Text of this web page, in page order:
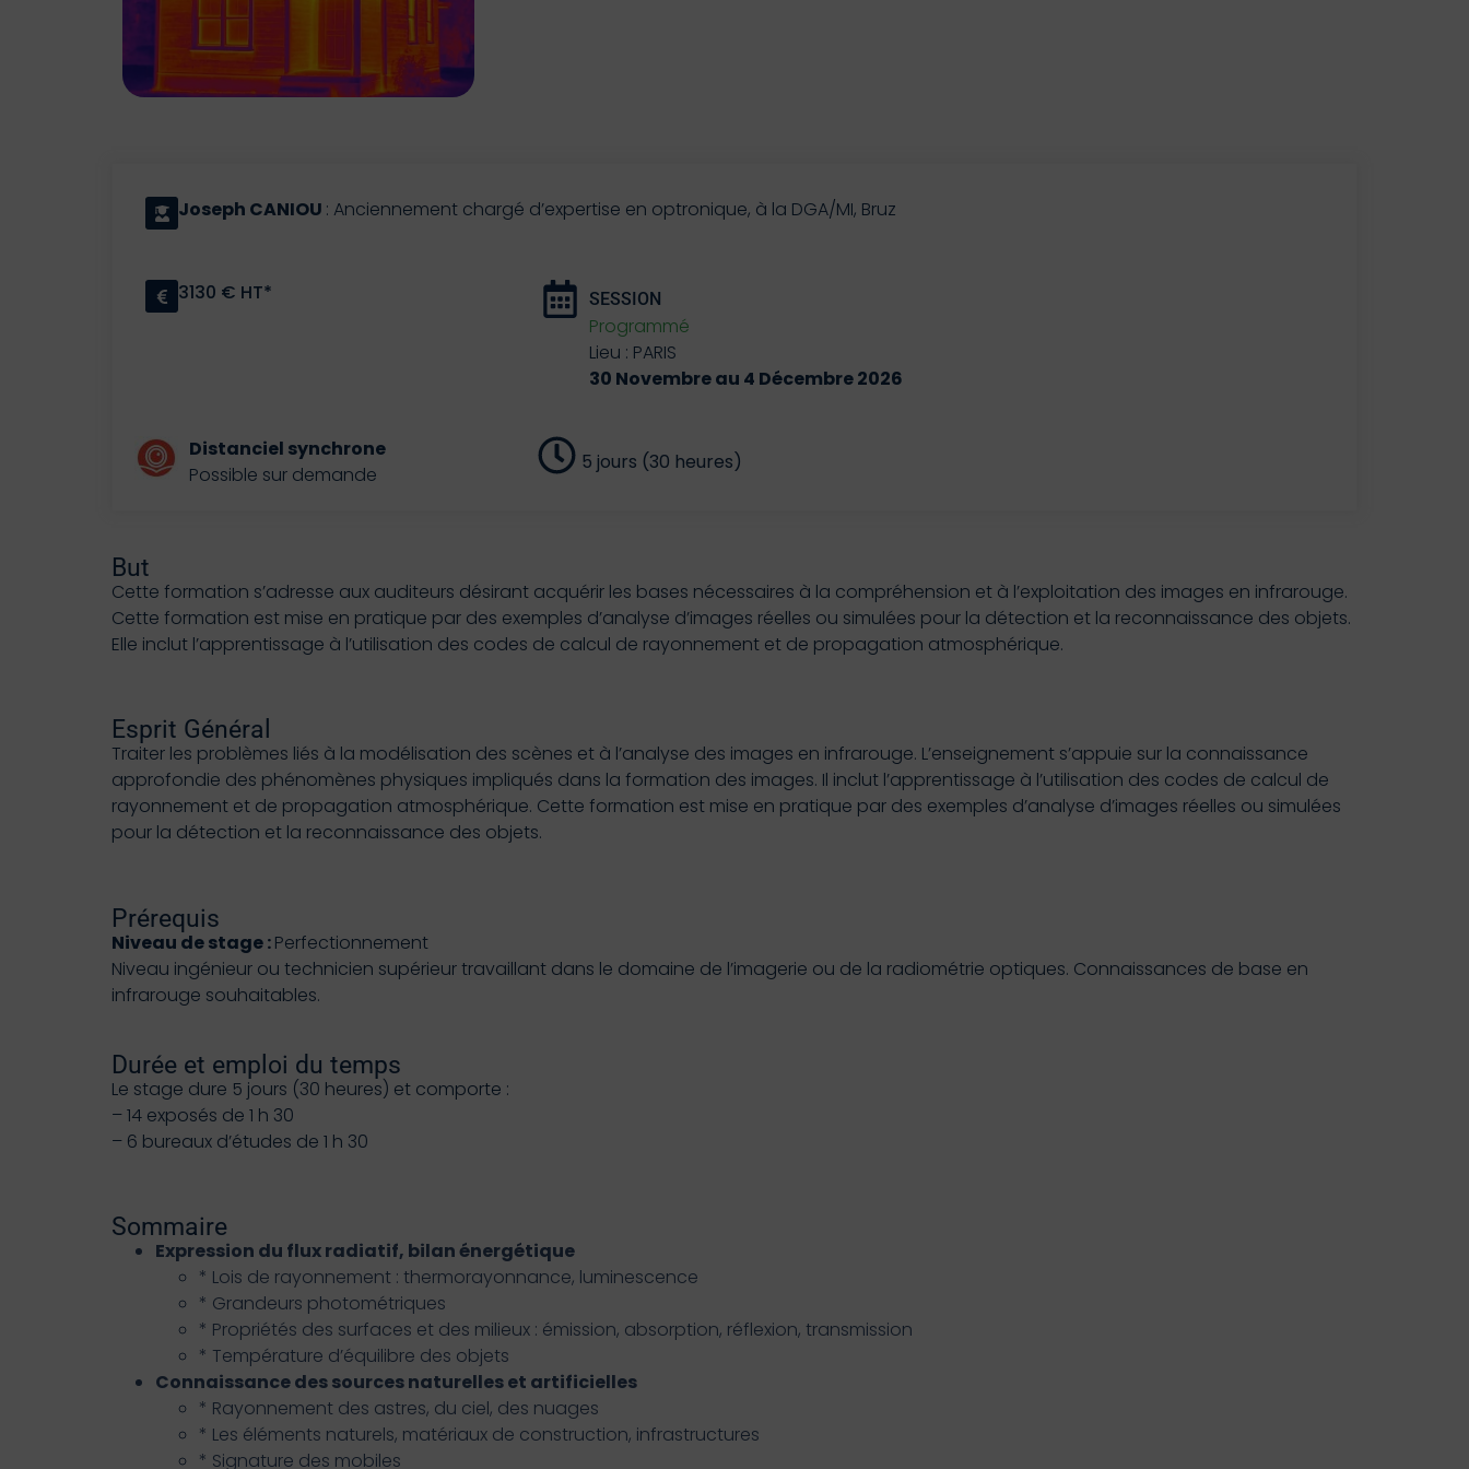
Joseph CANIOU : Anciennement chargé d’expertise en optronique, à la DGA/MI, Bruz
3130 € HT* SESSION
Programmé
Lieu : PARIS
30 Novembre au 4 Décembre 2026
Distanciel synchrone
Possible sur demande
5 jours (30 heures)
But
Cette formation s’adresse aux auditeurs désirant acquérir les bases nécessaires à la compréhension et à l’exploitation des images en infrarouge.
Cette formation est mise en pratique par des exemples d’analyse d’images réelles ou simulées pour la détection et la reconnaissance des objets.
Elle inclut l’apprentissage à l’utilisation des codes de calcul de rayonnement et de propagation atmosphérique.
Esprit Général
Traiter les problèmes liés à la modélisation des scènes et à l’analyse des images en infrarouge. L’enseignement s’appuie sur la connaissance
approfondie des phénomènes physiques impliqués dans la formation des images. Il inclut l’apprentissage à l’utilisation des codes de calcul de
rayonnement et de propagation atmosphérique. Cette formation est mise en pratique par des exemples d’analyse d’images réelles ou simulées
pour la détection et la reconnaissance des objets.
Prérequis
Niveau de stage :Perfectionnement
Niveau ingénieur ou technicien supérieur travaillant dans le domaine de l’imagerie ou de la radiométrie optiques. Connaissances de base en
infrarouge souhaitables.
Durée et emploi du temps
Le stage dure 5 jours (30 heures) et comporte :
– 14 exposés de 1 h 30
– 6 bureaux d’études de 1 h 30
Sommaire
Expression du flux radiatif, bilan énergétique
* Lois de rayonnement : thermorayonnance, luminescence
* Grandeurs photométriques
* Propriétés des surfaces et des milieux : émission, absorption, réflexion, transmission
* Température d’équilibre des objets
Connaissance des sources naturelles et artificielles
* Rayonnement des astres, du ciel, des nuages
* Les éléments naturels, matériaux de construction, infrastructures
* Signature des mobiles